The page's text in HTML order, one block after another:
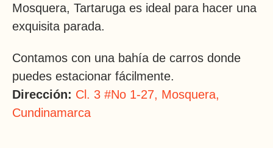
Mosquera, Tartaruga es ideal para hacer una
exquisita parada.
Contamos con una bahía de carros donde
puedes estacionar fácilmente.
Dirección: Cl. 3 #No 1-27, Mosquera,
Cundinamarca